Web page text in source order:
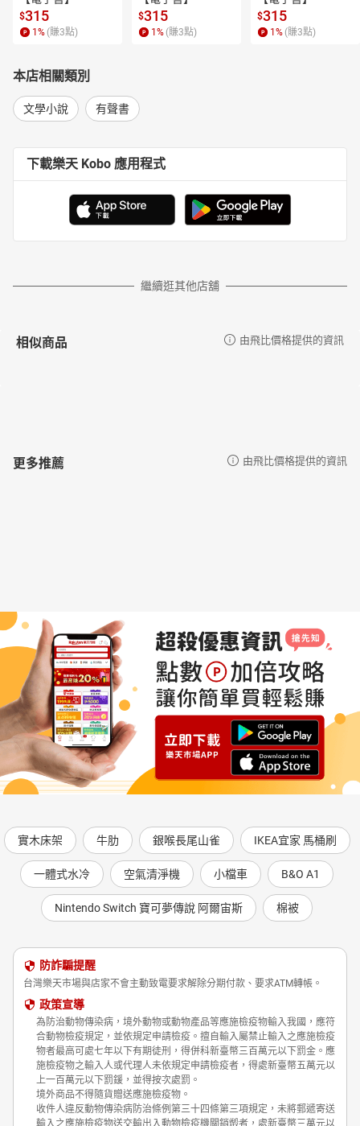
$315
1 % (賺3點)
$315
1 % (賺3點)
$315
1 % (賺3點)
本店相關類別
文學小說 有聲書
下載樂天 Kobo 應用程式
繼續逛其他店舖
相似商品 由飛比價格提供的資訊
更多推薦 由飛比價格提供的資訊
實木床架 牛肋 銀喉長尾山雀 IKEA宜家 馬桶刷
一體式水冷 空氣清淨機 小檔車 B&O A1
Nintendo Switch 寶可夢傳說 阿爾宙斯 棉被
防詐騙提醒
台灣樂天市場與店家不會主動致電要求解除分期付款、要求ATM轉帳。
政策宣導
為防治動物傳染病，境外動物或動物產品等應施檢疫物輸入我國，應符
合動物檢疫規定，並依規定申請檢疫。擅自輸入屬禁止輸入之應施檢疫
物者最高可處七年以下有期徒刑，得併科新臺幣三百萬元以下罰金。應
施檢疫物之輸入人或代理人未依規定申請檢疫者，得處新臺幣五萬元以
上一百萬元以下罰鍰，並得按次處罰。
境外商品不得隨貨贈送應施檢疫物。
收件人違反動物傳染病防治條例第三十四條第三項規定，未將郵遞寄送
輸入之應施檢疫物送交輸出入動物檢疫機關銷燬者，處新臺幣三萬元以